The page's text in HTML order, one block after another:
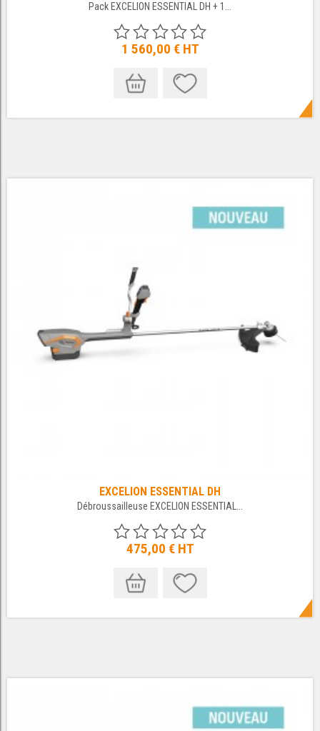
Pack EXCELION ESSENTIAL DH + 1...
1 560,00 € HT
EXCELION ESSENTIAL DH
Débroussailleuse EXCELION ESSENTIAL...
475,00 € HT